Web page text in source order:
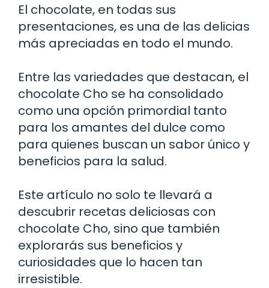
El chocolate, en todas sus
presentaciones, es una de las delicias
más apreciadas en todo el mundo.
Entre las variedades que destacan, el
chocolate Cho se ha consolidado
como una opción primordial tanto
para los amantes del dulce como
para quienes buscan un sabor único y
beneficios para la salud.
Este artículo no solo te llevará a
descubrir recetas deliciosas con
chocolate Cho, sino que también
explorarás sus beneficios y
curiosidades que lo hacen tan
irresistible.